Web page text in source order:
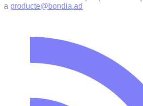
a producte@bondia.ad